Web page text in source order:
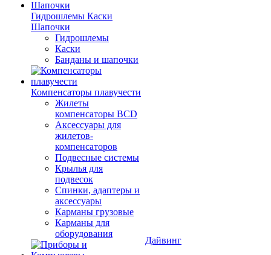
Гидрошлемы Каски
Шапочки
Гидрошлемы
Каски
Банданы и шапочки
Компенсаторы плавучести
Жилеты
компенсаторы BCD
Аксессуары для
жилетов-
компенсаторов
Подвесные системы
Крылья для
подвесок
Спинки, адаптеры и
аксессуары
Карманы грузовые
Карманы для
оборудования
Дайвинг